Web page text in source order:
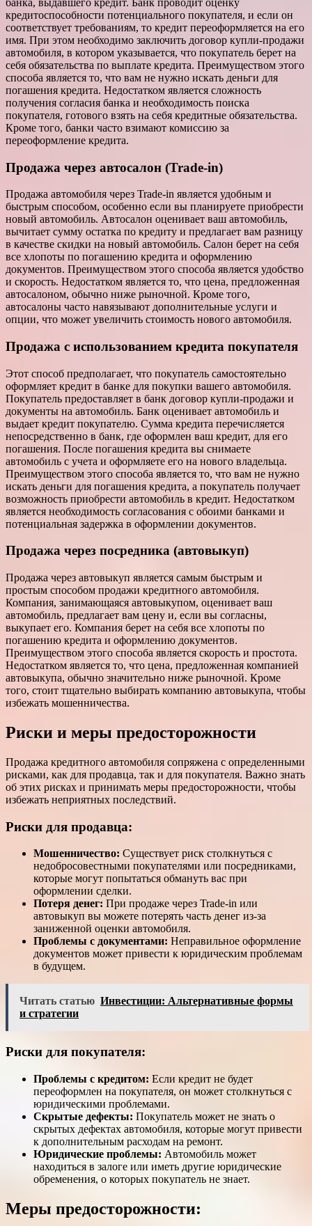
кредитоспособности потенциального покупателя, и если он
соответствует требованиям, то кредит переоформляется на его
имя. При этом необходимо заключить договор купли-продажи
автомобиля, в котором указывается, что покупатель берет на
себя обязательства по выплате кредита. Преимуществом этого
способа является то, что вам не нужно искать деньги для
погашения кредита. Недостатком является сложность
получения согласия банка и необходимость поиска
покупателя, готового взять на себя кредитные обязательства.
Кроме того, банки часто взимают комиссию за
переоформление кредита.
Продажа через автосалон (Trade-in)
Продажа автомобиля через Trade-in является удобным и
быстрым способом, особенно если вы планируете приобрести
новый автомобиль. Автосалон оценивает ваш автомобиль,
вычитает сумму остатка по кредиту и предлагает вам разницу
в качестве скидки на новый автомобиль. Салон берет на себя
все хлопоты по погашению кредита и оформлению
документов. Преимуществом этого способа является удобство
и скорость. Недостатком является то, что цена, предложенная
автосалоном, обычно ниже рыночной. Кроме того,
автосалоны часто навязывают дополнительные услуги и
опции, что может увеличить стоимость нового автомобиля.
Продажа с использованием кредита покупателя
Этот способ предполагает, что покупатель самостоятельно
оформляет кредит в банке для покупки вашего автомобиля.
Покупатель предоставляет в банк договор купли-продажи и
документы на автомобиль. Банк оценивает автомобиль и
выдает кредит покупателю. Сумма кредита перечисляется
непосредственно в банк, где оформлен ваш кредит, для его
погашения. После погашения кредита вы снимаете
автомобиль с учета и оформляете его на нового владельца.
Преимуществом этого способа является то, что вам не нужно
искать деньги для погашения кредита, а покупатель получает
возможность приобрести автомобиль в кредит. Недостатком
является необходимость согласования с обоими банками и
потенциальная задержка в оформлении документов.
Продажа через посредника (автовыкуп)
Продажа через автовыкуп является самым быстрым и
простым способом продажи кредитного автомобиля.
Компания, занимающаяся автовыкупом, оценивает ваш
автомобиль, предлагает вам цену и, если вы согласны,
выкупает его. Компания берет на себя все хлопоты по
погашению кредита и оформлению документов.
Преимуществом этого способа является скорость и простота.
Недостатком является то, что цена, предложенная компанией
автовыкупа, обычно значительно ниже рыночной. Кроме
того, стоит тщательно выбирать компанию автовыкупа, чтобы
избежать мошенничества.
Риски и меры предосторожности
Продажа кредитного автомобиля сопряжена с определенными
рисками, как для продавца, так и для покупателя. Важно знать
об этих рисках и принимать меры предосторожности, чтобы
избежать неприятных последствий.
Риски для продавца:
Мошенничество: Существует риск столкнуться с
недобросовестными покупателями или посредниками,
которые могут попытаться обмануть вас при
оформлении сделки.
Потеря денег: При продаже через Trade-in или
автовыкуп вы можете потерять часть денег из-за
заниженной оценки автомобиля.
Проблемы с документами: Неправильное оформление
документов может привести к юридическим проблемам
в будущем.
Читать статью Инвестиции: Альтернативные формы
и стратегии
Риски для покупателя:
Проблемы с кредитом: Если кредит не будет
переоформлен на покупателя, он может столкнуться с
юридическими проблемами.
Скрытые дефекты: Покупатель может не знать о
скрытых дефектах автомобиля, которые могут привести
к дополнительным расходам на ремонт.
Юридические проблемы: Автомобиль может
находиться в залоге или иметь другие юридические
обременения, о которых покупатель не знает.
Меры предосторожности: